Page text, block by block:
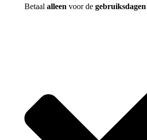
Betaal alleen voor de gebruiksdagen